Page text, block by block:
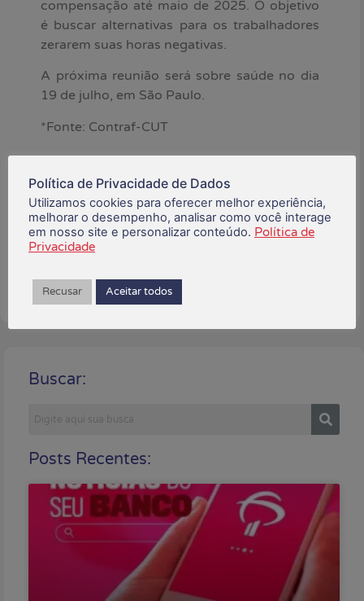
compensação até maio de 2025. O objetivo
é buscar alternativas para os trabalhadores
zerarem suas horas negativas.
A próxima reunião será sobre saúde no dia
19 de julho, em São Paulo.
*Fonte: Contraf-CUT
julho 12, 2024
Está gostando do conteúdo?
Compartilhe!
Buscar:
Posts Recentes:
Política de Privacidade de Dados
Utilizamos cookies para oferecer melhor experiência,
melhorar o desempenho, analisar como você interage
em nosso site e personalizar conteúdo. Política de
Privacidade
Recusar Aceitar todos